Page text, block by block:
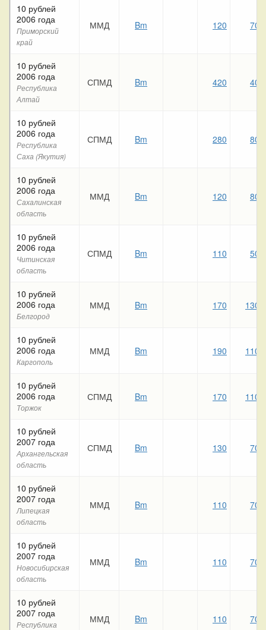
10 рублей
2006 года
Приморский
край
ММД Bm 120 70
10 рублей
2006 года
Республика
Алтай
СПМД Bm 420 40
10 рублей
2006 года
Республика
Саха (Якутия)
СПМД Bm 280 80
10 рублей
2006 года
Сахалинская
область
ММД Bm 120 80
10 рублей
2006 года
Читинская
область
СПМД Bm 110 50
10 рублей
2006 года
Белгород
ММД Bm 170 130
10 рублей
2006 года
Каргополь
ММД Bm 190 110
10 рублей
2006 года
Торжок
СПМД Bm 170 110
10 рублей
2007 года
Архангельская
область
СПМД Bm 130 70
10 рублей
2007 года
Липецкая
область
ММД Bm 110 70
10 рублей
2007 года
Новосибирская
область
ММД Bm 110 70
10 рублей
2007 года
Республика
ММД Bm 110 70